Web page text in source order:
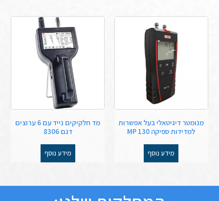
מנומטר דיגיטאלי בעל אפשרות
למדידות ספיקה MP 130
מידע נוסף
מד חלקיקים נייד עם 6 ערוצים
דגם 8306
מידע נוסף